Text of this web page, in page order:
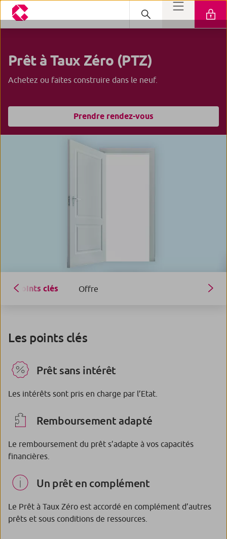
Prêt à Taux Zéro (PTZ)
Achetez ou faites construire dans le neuf.
Prendre rendez-vous
Points clés Offre
Les points clés
Prêt sans intérêt
Les intérêts sont pris en charge par l’Etat.
Remboursement adapté
Le remboursement du prêt s’adapte à vos capacités
financières.
Un prêt en complément
Le Prêt à Taux Zéro est accordé en complément d’autres
prêts et sous conditions de ressources.